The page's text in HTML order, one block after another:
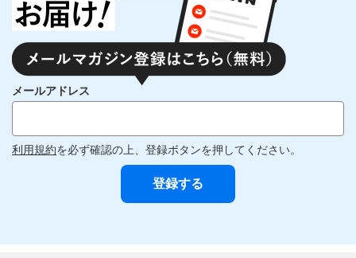
メールアドレス
利用規約を必ず確認の上、登録ボタンを押してください。